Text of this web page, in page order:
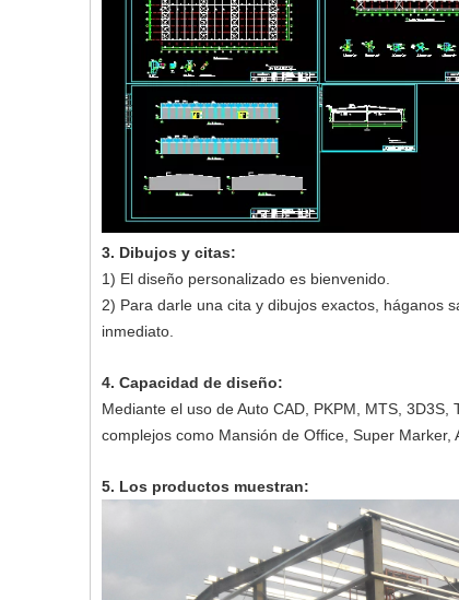
3. Dibujos y citas:
1) El diseño personalizado es bienvenido.
2) Para darle una cita y dibujos exactos, háganos
inmediato.
4. Capacidad de
Mediante el uso de Auto CAD, PKPM, MTS,
complejos como Mansión de Office, Super
5. Los productos muestran: